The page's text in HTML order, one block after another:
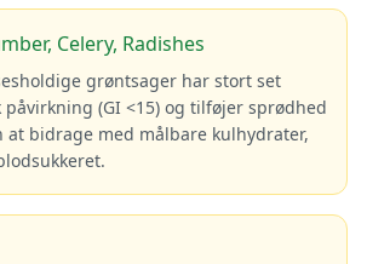
Celery, Radishes
grøntsager har stort set
(GI <15) og tilføjer sprødhed
at bidrage med målbare kulhydrater,